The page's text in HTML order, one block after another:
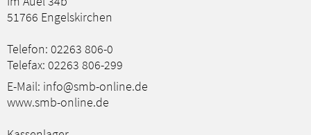
51766 Engelskirchen
Telefon: 02263 806-0
Telefax: 02263 806-299
E-Mail: info@smb-online.de
www.smb-online.de